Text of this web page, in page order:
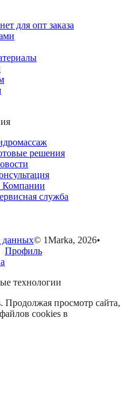
для опт заказа
решения
служба
данных© 1Marka, 2026•
Профиль
технологии
Продолжая просмотр сайта,
cookies в